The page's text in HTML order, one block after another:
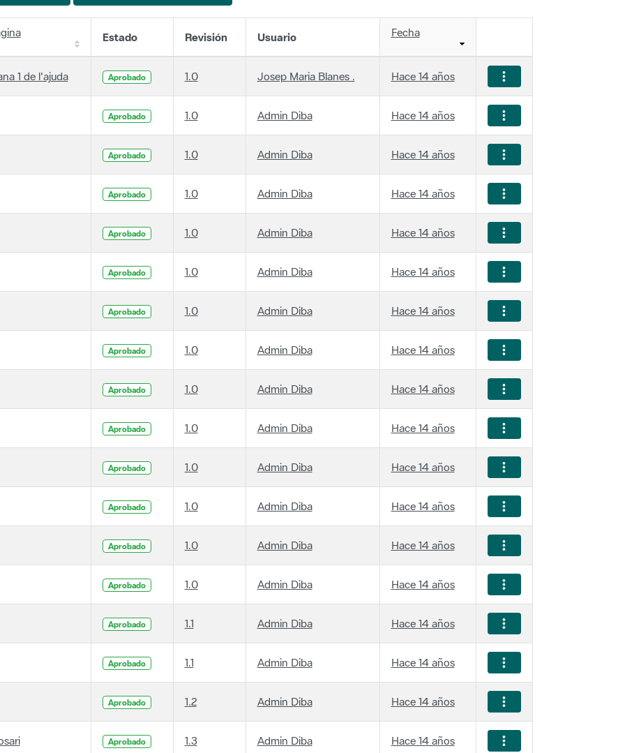
Estado Revisión Usuario Fecha
1 de l'ajuda Aprobado 1.0 Josep Maria Blanes . Hace 14 años
Aprobado 1.0 Admin Diba Hace 14 años
Aprobado 1.0 Admin Diba Hace 14 años
Aprobado 1.0 Admin Diba Hace 14 años
Aprobado 1.0 Admin Diba Hace 14 años
Aprobado 1.0 Admin Diba Hace 14 años
Aprobado 1.0 Admin Diba Hace 14 años
Aprobado 1.0 Admin Diba Hace 14 años
Aprobado 1.0 Admin Diba Hace 14 años
Aprobado 1.0 Admin Diba Hace 14 años
Aprobado 1.0 Admin Diba Hace 14 años
Aprobado 1.0 Admin Diba Hace 14 años
Aprobado 1.0 Admin Diba Hace 14 años
Aprobado 1.0 Admin Diba Hace 14 años
Aprobado 1.1 Admin Diba Hace 14 años
Aprobado 1.1 Admin Diba Hace 14 años
Aprobado 1.2 Admin Diba Hace 14 años
Aprobado 1.3 Admin Diba Hace 14 años